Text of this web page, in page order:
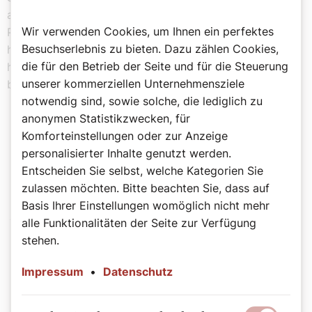
am Anfang gesagt. So geht es übrigens allen, die in der
Pfarrkanzlei arbeiten: Wir alle reden mit den Leuten und
hören ihnen zu. Auch wenn das für mich manchmal
herausfordernd ist: Ich habe das Gefühl, dass ich hier
bei meiner Arbeit wirklich etwas Sinnvolles mache.
„In der Zeitung habe ich zwar viel
über die Krise und die Notlage von
vielen gelesen.
Aber in der Pfarre bekommt diese Krise
Natalie Janicek .
Wir verwenden Cookies, um Ihnen ein perfektes
Besuchserlebnis zu bieten. Dazu zählen Cookies,
die für den Betrieb der Seite und für die Steuerung
unserer kommerziellen Unternehmensziele
notwendig sind, sowie solche, die lediglich zu
anonymen Statistikzwecken, für
Komforteinstellungen oder zur Anzeige
personalisierter Inhalte genutzt werden.
Entscheiden Sie selbst, welche Kategorien Sie
zulassen möchten. Bitte beachten Sie, dass auf
Basis Ihrer Einstellungen womöglich nicht mehr
alle Funktionalitäten der Seite zur Verfügung
stehen.
Impressum • Datenschutz